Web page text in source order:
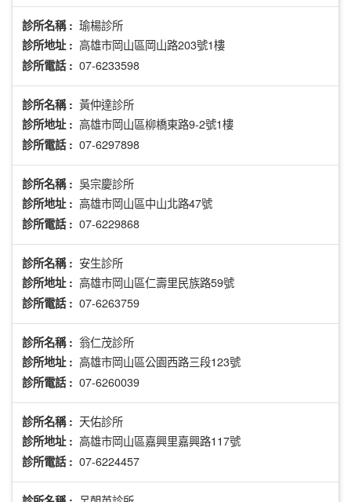
診所名稱 : 瑜楊診所
診所地址 : 高雄市岡山區岡山路203號1樓
診所電話 : 07-6233598
診所名稱 : 黃仲達診所
診所地址 : 高雄市岡山區柳橋東路9-2號1樓
診所電話 : 07-6297898
診所名稱 : 吳宗慶診所
診所地址 : 高雄市岡山區中山北路47號
診所電話 : 07-6229868
診所名稱 : 安生診所
診所地址 : 高雄市岡山區仁壽里民族路59號
診所電話 : 07-6263759
診所名稱 : 翁仁茂診所
診所地址 : 高雄市岡山區公園西路三段123號
診所電話 : 07-6260039
診所名稱 : 天佑診所
診所地址 : 高雄市岡山區嘉興里嘉興路117號
診所電話 : 07-6224457